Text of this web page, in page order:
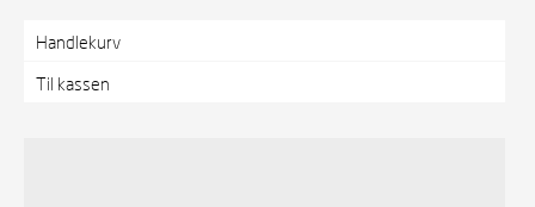
Handlekurv
Til kassen